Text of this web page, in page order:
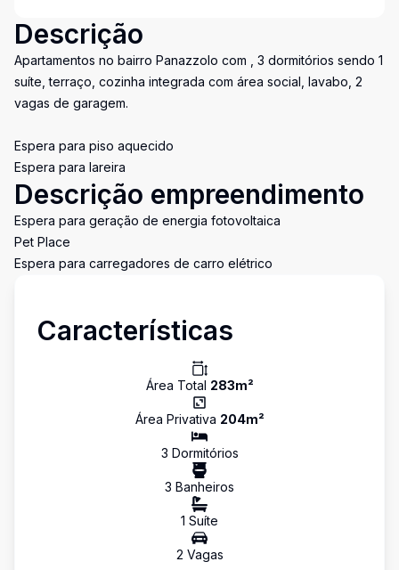
Descrição
Apartamentos no bairro Panazzolo com , 3 dormitórios sendo 1
suíte, terraço, cozinha integrada com área social, lavabo, 2
vagas de garagem.
Espera para piso aquecido
Espera para lareira
Descrição empreendimento
Espera para geração de energia fotovoltaica
Pet Place
Espera para carregadores de carro elétrico
Características
Área Total 283m²
Área Privativa 204m²
3 Dormitórios
3 Banheiros
1 Suíte
2 Vagas